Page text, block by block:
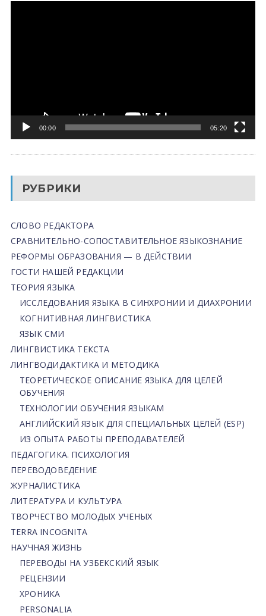
00:00 05:20
РУБРИКИ
СЛОВО РЕДАКТОРА
СРАВНИТЕЛЬНО-СОПОСТАВИТЕЛЬНОЕ ЯЗЫКОЗНАНИЕ
РЕФОРМЫ ОБРАЗОВАНИЯ — В ДЕЙСТВИИ
ГОСТИ НАШЕЙ РЕДАКЦИИ
ТЕОРИЯ ЯЗЫКА
ИССЛЕДОВАНИЯ ЯЗЫКА В СИНХРОНИИ И ДИАХРОНИИ
КОГНИТИВНАЯ ЛИНГВИСТИКА
ЯЗЫК СМИ
ЛИНГВИСТИКА ТЕКСТА
ЛИНГВОДИДАКТИКА И МЕТОДИКА
ТЕОРЕТИЧЕСКОЕ ОПИСАНИЕ ЯЗЫКА ДЛЯ ЦЕЛЕЙ
ОБУЧЕНИЯ
ТЕХНОЛОГИИ ОБУЧЕНИЯ ЯЗЫКАМ
АНГЛИЙСКИЙ ЯЗЫК ДЛЯ СПЕЦИАЛЬНЫХ ЦЕЛЕЙ (ESP)
ИЗ ОПЫТА РАБОТЫ ПРЕПОДАВАТЕЛЕЙ
ПЕДАГОГИКА. ПСИХОЛОГИЯ
ПЕРЕВОДОВЕДЕНИЕ
ЖУРНАЛИСТИКА
ЛИТЕРАТУРА И КУЛЬТУРА
ТВОРЧЕСТВО МОЛОДЫХ УЧЕНЫХ
TERRA INCOGNITA
НАУЧНАЯ ЖИЗНЬ
ПЕРЕВОДЫ НА УЗБЕКСКИЙ ЯЗЫК
РЕЦЕНЗИИ
ХРОНИКА
PERSONALIA